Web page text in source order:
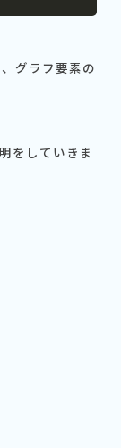
グラフ要素の
をしていきま